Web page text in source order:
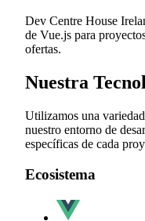
Dev Centre House
de Vue.js para
ofertas.
Nuestra
Utilizamos una
nuestro entorno de
específicas de cada
Ecosistema